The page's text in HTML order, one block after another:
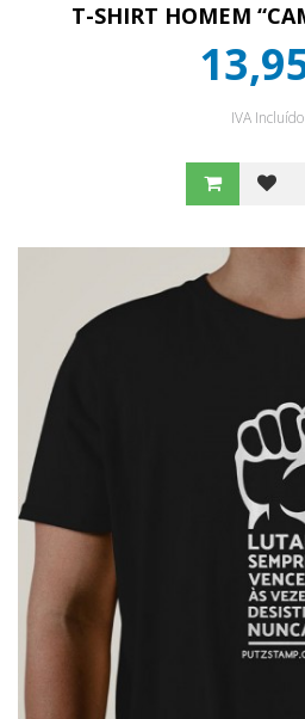
T-SHIRT HOMEM
IVA Incluído